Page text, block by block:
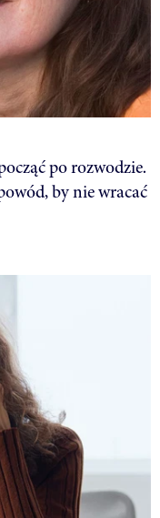
po rozwodzie.
by nie wracać